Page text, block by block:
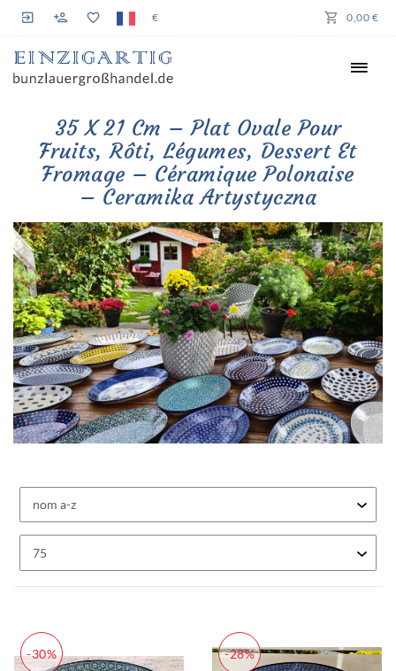
€ 0,00 €
35 X 21 Cm – Plat Ovale Pour
Fruits, Rôti, Légumes, Dessert Et
Fromage – Céramique Polonaise
– Ceramika Artystyczna
-30% -28%